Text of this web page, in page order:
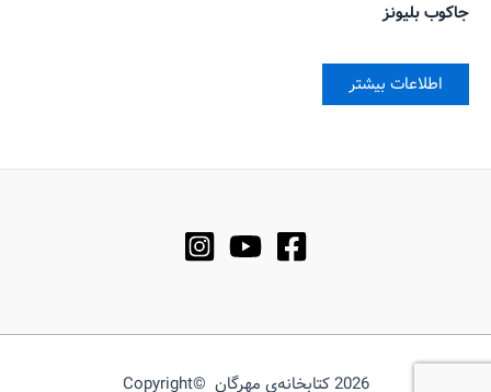
جاکوب بلیونز
اطلاعات بیشتر
2026 کتابخانه‌ی مهرگان ©Copyright